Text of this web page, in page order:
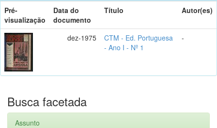
Pré-
visualização
Data do
documento
Título Autor(es)
dez-1975
CTM - Ed. Portuguesa
- Ano I - Nº 1
-
Busca facetada
Assunto